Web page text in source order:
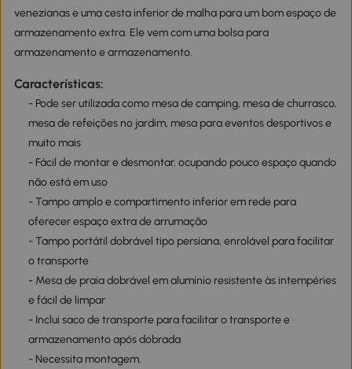
venezianas e uma cesta inferior de malha para um bom espaço de
armazenamento extra. Ele vem com uma bolsa para
armazenamento e armazenamento.
Características:
- Pode ser utilizada como mesa de camping, mesa de churrasco,
mesa de refeições no jardim, mesa para eventos desportivos e
muito mais
- Fácil de montar e desmontar, ocupando pouco espaço quando
não está em uso
- Tampo amplo e compartimento inferior em rede para
oferecer espaço extra de arrumação
- Tampo portátil dobrável tipo persiana, enrolável para facilitar
o transporte
- Mesa de praia dobrável em alumínio resistente às intempéries
e fácil de limpar
- Inclui saco de transporte para facilitar o transporte e
armazenamento após dobrada
- Necessita montagem.